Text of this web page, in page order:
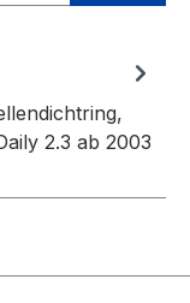
2.3 ab 2003